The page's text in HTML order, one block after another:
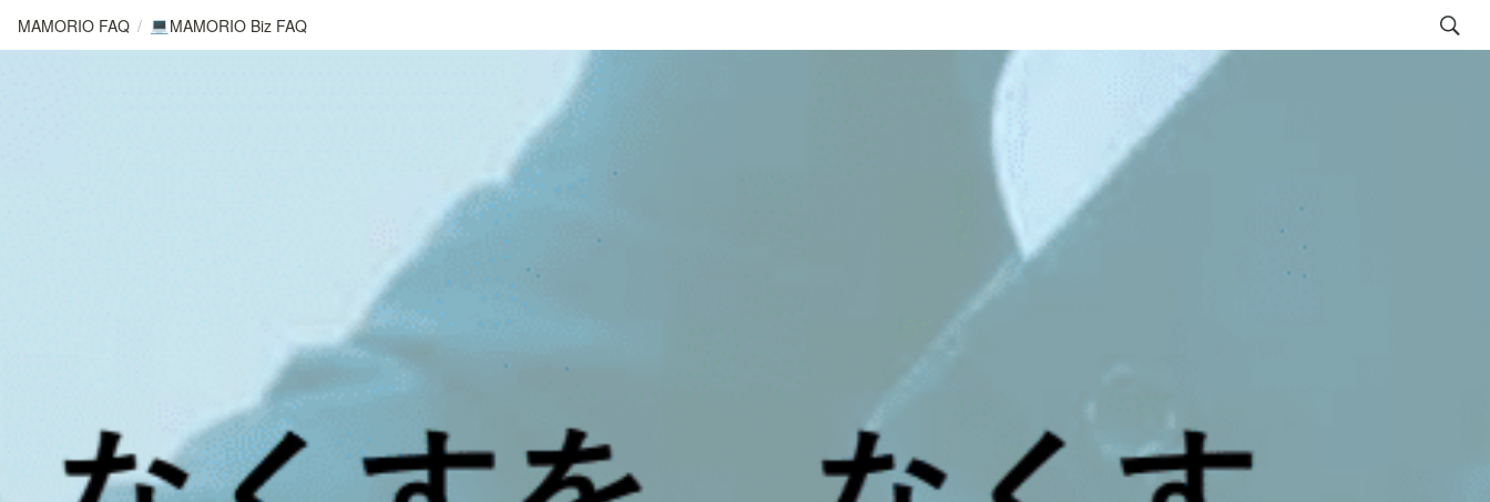
MAMORIO FAQ / 💻 MAMORIO Biz FAQ